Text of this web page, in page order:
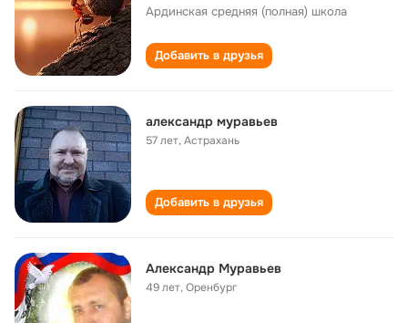
Ардинская средняя (полная) школа
Добавить в друзья
александр муравьев
57 лет,Астрахань
Добавить в друзья
Александр Муравьев
49 лет,Оренбург